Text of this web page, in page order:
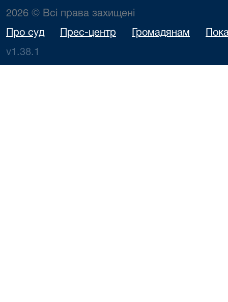
2026 © Всі права захищені
Про суд Прес-центр Громадянам
v1.38.1